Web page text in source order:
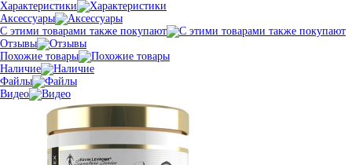
Характеристики
Аксессуары
С этими товарами также покупают
Отзывы
Похожие товары
Наличие
Файлы
Видео